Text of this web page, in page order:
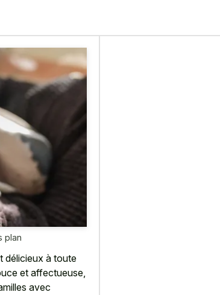
plan
délicieux à toute
et affectueuse,
avec